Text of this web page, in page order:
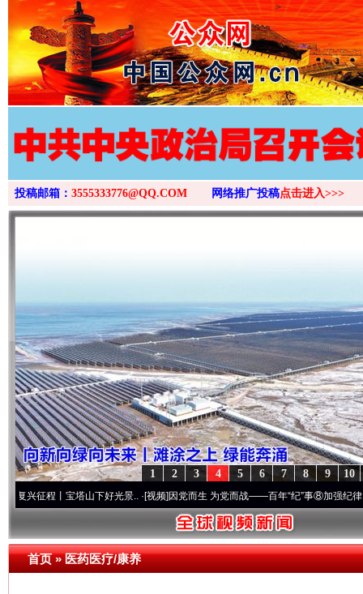
>
投稿邮箱： 3555333776@QQ.COM 网络推广投稿点击进入>>>
10
9
8
7
6
5
4
3
2
1
丨宝塔山下好光景..·[视频]因党而生 为党而战——百年“纪”事⑧加强纪律..·[视频]牢
首页»医药医疗/康养